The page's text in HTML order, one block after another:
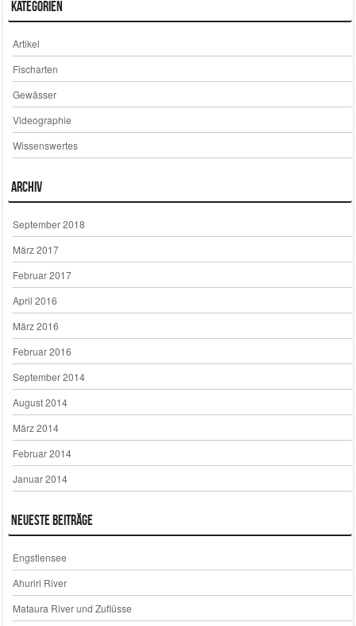
Kategorien
Artikel
Fischarten
Gewässer
Videographie
Wissenswertes
Archiv
September 2018
März 2017
Februar 2017
April 2016
März 2016
Februar 2016
September 2014
August 2014
März 2014
Februar 2014
Januar 2014
Neueste Beiträge
Engstlensee
Ahuriri River
Mataura River und Zuflüsse